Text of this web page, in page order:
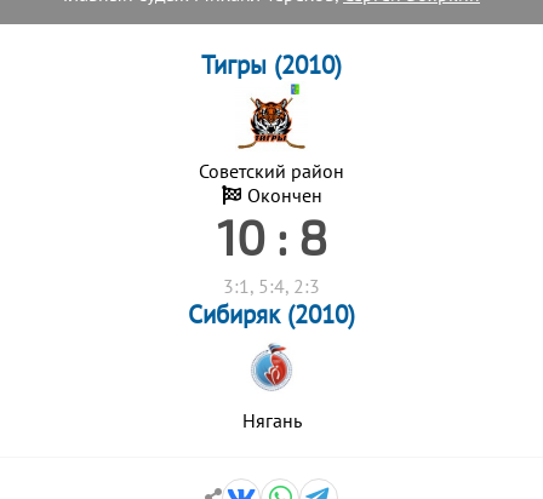
Тигры (2010)
Советский район
Окончен
10 : 8
3:1, 5:4, 2:3
Сибиряк (2010)
Нягань